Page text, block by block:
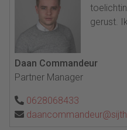
gerust.
Daan Commandeur
Partner Manager
0628068433